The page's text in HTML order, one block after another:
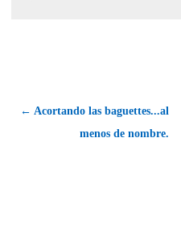
← Acortando las baguettes...al
menos de nombre.